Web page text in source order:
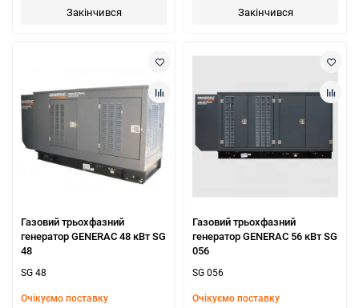
Закінчився Закінчився
Газовий трьохфазний
генератор GENERAC 48 кВт SG
48
SG 48
Очікуємо поставку
Газовий трьохфазний
генератор GENERAC 56 кВт SG
056
SG 056
Очікуємо поставку